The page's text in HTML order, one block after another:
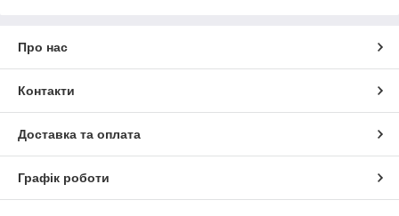
Про нас
Контакти
Доставка та оплата
Графік роботи